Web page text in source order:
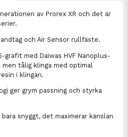
av Prorex XR och det är
och Air Sensor rullfäste.
grafit med Daiwas HVF Nanoplus-
tålig klinga med optimal
i klingan.
ger grym passning och styrka
snyggt, det maximerar känslan